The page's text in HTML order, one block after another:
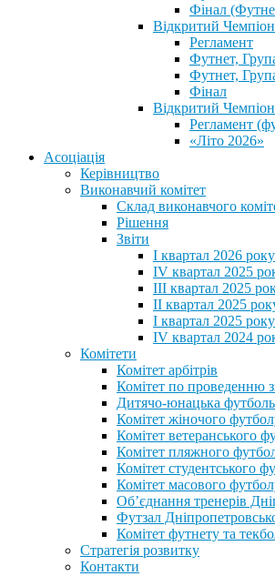
Фінал
Відкритий
Регламент
Футнет,
Футнет,
Фінал
Відкритий
Регламент
«Літо 2026»
Асоціація
Керівництво
Виконавчий комітет
Склад виконавчого
Рішення
Звіти
I квартал 2026 року
IV квартал 2025
III квартал 2025
II квартал 2025
I квартал 2025 року
IV квартал 2024
Комітети
Комітет арбітрів
Комітет по проведенню
Дитячо-юнацька
Комітет жіночого
Комітет ветеранського
Комітет пляжного
Комітет студентського
Комітет масового
Обʼєднання тренерів
Футзал
Комітет футнету та
Стратегія розвитку
Контакти